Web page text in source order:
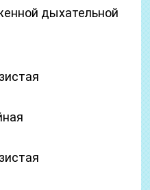
дыхательной